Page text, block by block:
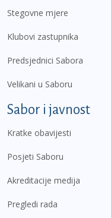
Stegovne mjere
Klubovi zastupnika
Predsjednici Sabora
Velikani u Saboru
Sabor i javnost
Kratke obavijesti
Posjeti Saboru
Akreditacije medija
Pregledi rada